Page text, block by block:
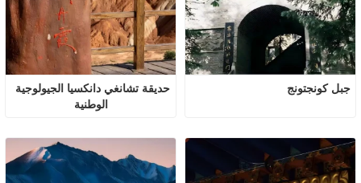
الوطنية
جبل كونجتونج